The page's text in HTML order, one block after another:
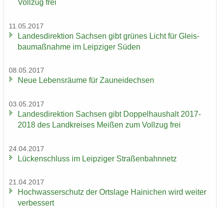
Voll­zug frei
11.05.2017
Lan­des­di­rek­ti­on Sach­sen gibt grü­nes Licht für Gleis­
bau­maß­nah­me im Leip­zi­ger Süden
08.05.2017
Neue Le­bens­räu­me für Zaun­ei­dech­sen
03.05.2017
Lan­des­di­rek­ti­on Sach­sen gibt Dop­pel­haus­halt 2017-
2018 des Land­krei­ses Mei­ßen zum Voll­zug frei
24.04.2017
Lü­cken­schluss im Leip­zi­ger Stra­ßen­bahn­netz
21.04.2017
Hoch­was­ser­schutz der Orts­la­ge Hai­ni­chen wird wei­ter
ver­bes­sert